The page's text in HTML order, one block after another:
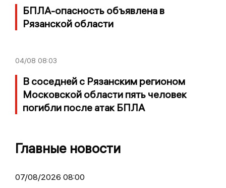
БПЛА-опасность объявлена в
Рязанской области
04/08 08:03
В соседней с Рязанским регионом
Московской области пять человек
погибли после атак БПЛА
Главные новости
07/08/2026 08:00